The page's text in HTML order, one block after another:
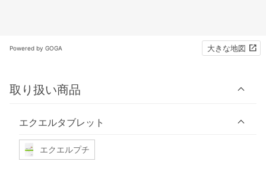
Powered by GOGA 大きな地図
取り扱い商品
エクエルタブレット
エクエルプチ